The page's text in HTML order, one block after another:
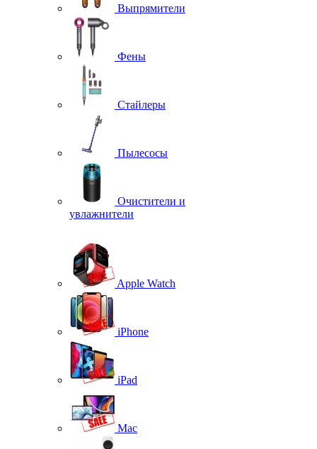
Выпрямители
Фены
Стайлеры
Пылесосы
Очистители и
увлажнители
Apple Watch
iPhone
iPad
Mac